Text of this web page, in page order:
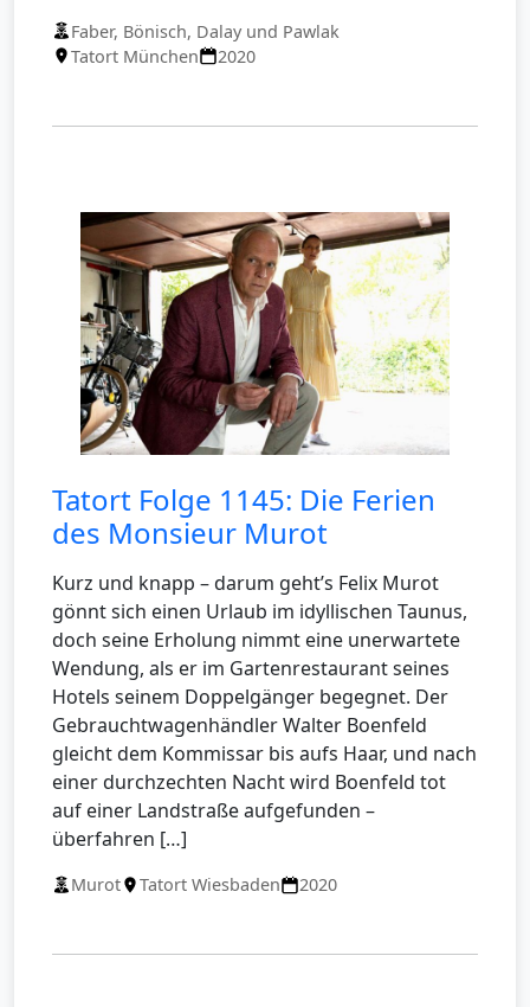
Faber, Bönisch, Dalay und Pawlak
Tatort München
2020
Tatort Folge 1145: Die Ferien
des Monsieur Murot
Kurz und knapp – darum geht’s Felix Murot
gönnt sich einen Urlaub im idyllischen Taunus,
doch seine Erholung nimmt eine unerwartete
Wendung, als er im Gartenrestaurant seines
Hotels seinem Doppelgänger begegnet. Der
Gebrauchtwagenhändler Walter Boenfeld
gleicht dem Kommissar bis aufs Haar, und nach
einer durchzechten Nacht wird Boenfeld tot
auf einer Landstraße aufgefunden –
überfahren […]
Murot Tatort Wiesbaden 2020